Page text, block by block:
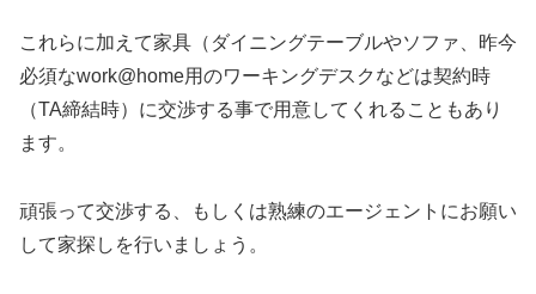
これらに加えて家具（ダイニングテーブルやソファ、昨今
必須なwork@home用のワーキングデスクなどは契約時
（TA締結時）に交渉する事で用意してくれることもあり
ます。
頑張って交渉する、もしくは熟練のエージェントにお願い
して家探しを行いましょう。